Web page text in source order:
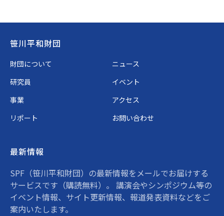
Footer
笹川平和財団
財団について
ニュース
研究員
イベント
事業
アクセス
リポート
お問い合わせ
最新情報
SPF（笹川平和財団）の最新情報をメールでお届けする
サービスです（購読無料）。 講演会やシンポジウム等の
イベント情報、サイト更新情報、報道発表資料などをご
案内いたします。